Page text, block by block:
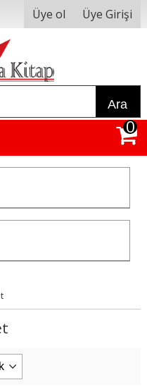
Üye ol Üye Girişi
Ara
0